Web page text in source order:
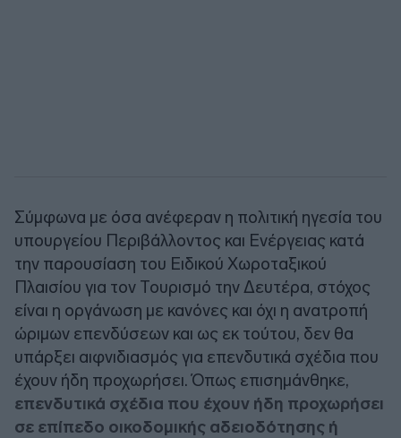
Σύμφωνα με όσα ανέφεραν η πολιτική ηγεσία του
υπουργείου Περιβάλλοντος και Ενέργειας κατά
την παρουσίαση του Ειδικού Χωροταξικού
Πλαισίου για τον Τουρισμό την Δευτέρα, στόχος
είναι η οργάνωση με κανόνες και όχι η ανατροπή
ώριμων επενδύσεων και ως εκ τούτου, δεν θα
υπάρξει αιφνιδιασμός για επενδυτικά σχέδια που
έχουν ήδη προχωρήσει. Όπως επισημάνθηκε,
επενδυτικά σχέδια που έχουν ήδη προχωρήσει
σε επίπεδο οικοδομικής αδειοδότησης ή